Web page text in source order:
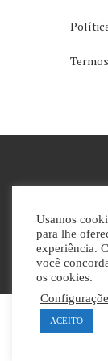
Usamos
para lhe
experiência.
você
os cookies.
ACEITO